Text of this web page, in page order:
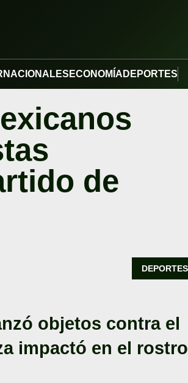
ECONOMÍA DEPORTES
de
DEPORTES
objetos contra el
impactó en el rostro